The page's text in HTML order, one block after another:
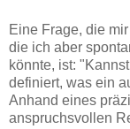
Eine Frage, die
die ich aber
könnte, ist:
definiert, was ein
Anhand eines
anspruchsvollen